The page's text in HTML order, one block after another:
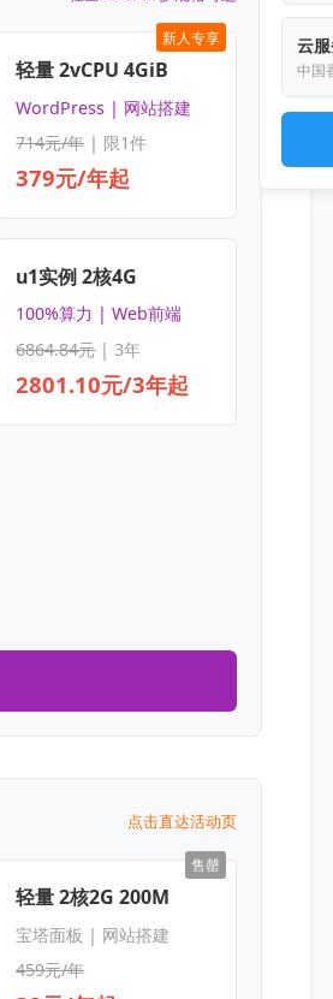
新人专享
轻量 2vCPU 4GiB
WordPress | 网站搭建
714元/年| 限1件
379元/年起
u1实例 2核4G
100%算力 | Web前端
6864.84元| 3年
2801.10元/3年起
点击直达活动页
售罄
轻量 2核2G 200M
宝塔面板 | 网站搭建
459元/年
云
中国